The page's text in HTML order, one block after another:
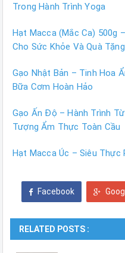
Trong Hành Trình Yoga
Hạt Macca (Mắc Ca) 500g
Cho Sức Khỏe Và Quà Tặng
Gạo Nhật Bản – Tinh Hoa
Bữa Cơm Hoàn Hảo
Gạo Ấn Độ – Hành Trình
Tượng Ẩm Thực Toàn Cầu
Hạt Macca Úc – Siêu Thực
Facebook
RELATED POSTS :